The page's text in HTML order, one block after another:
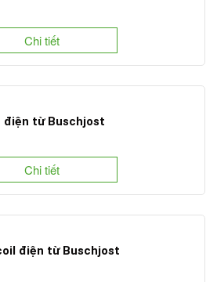
Chi tiết
điện từ Buschjost
Chi tiết
điện từ Buschjost